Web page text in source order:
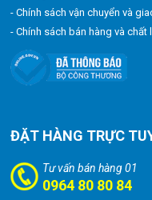
- Chính sách vận chuyển và
- Chính sách bán hàng và chất
ĐẶT HÀNG TRỰC
Tư vấn bán hàng 01
0964 80 80 84